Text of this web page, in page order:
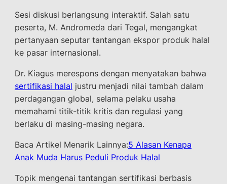
Sesi diskusi berlangsung interaktif. Salah satu
peserta, M. Andromeda dari Tegal, mengangkat
pertanyaan seputar tantangan ekspor produk halal
ke pasar internasional.
Dr. Kiagus merespons dengan menyatakan bahwa
sertifikasi halal justru menjadi nilai tambah dalam
perdagangan global, selama pelaku usaha
memahami titik-titik kritis dan regulasi yang
berlaku di masing-masing negara.
Baca Artikel Menarik Lainnya:5 Alasan Kenapa
Anak Muda Harus Peduli Produk Halal
Topik mengenai tantangan sertifikasi berbasis